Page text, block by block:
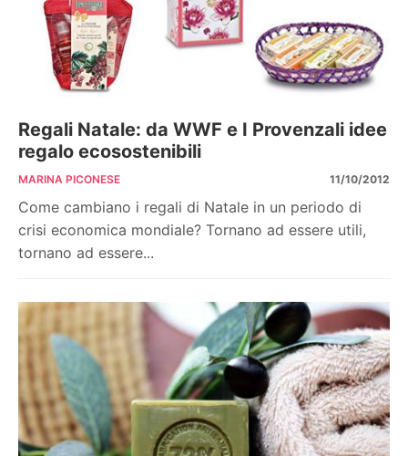
Regali Natale: da WWF e I Provenzali idee
regalo ecosostenibili
MARINA PICONESE 11/10/2012
Come cambiano i regali di Natale in un periodo di
crisi economica mondiale? Tornano ad essere utili,
tornano ad essere...